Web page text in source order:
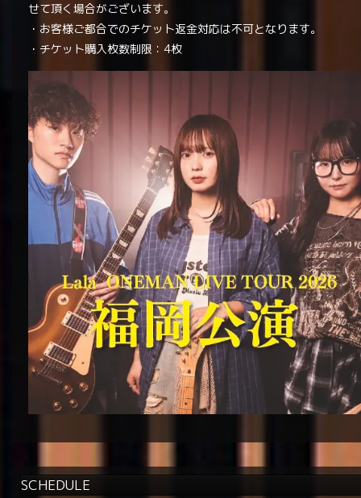
せて頂く場合がございます。
・お客様ご都合でのチケット返金対応は不可となります。
・チケット購入枚数制限：4枚
SCHEDULE